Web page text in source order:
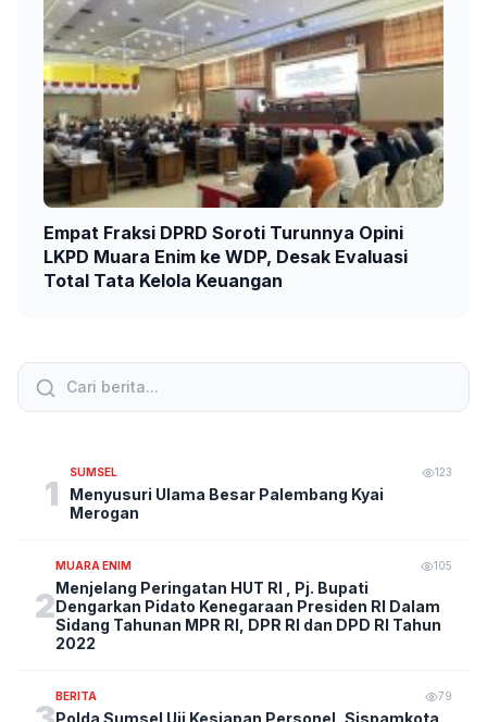
Empat Fraksi DPRD Soroti Turunnya Opini
LKPD Muara Enim ke WDP, Desak Evaluasi
Total Tata Kelola Keuangan
1
SUMSEL 123
Menyusuri Ulama Besar Palembang Kyai
Merogan
2
MUARA ENIM 105
Menjelang Peringatan HUT RI , Pj. Bupati
Dengarkan Pidato Kenegaraan Presiden RI Dalam
Sidang Tahunan MPR RI, DPR RI dan DPD RI Tahun
2022
BERITA 79